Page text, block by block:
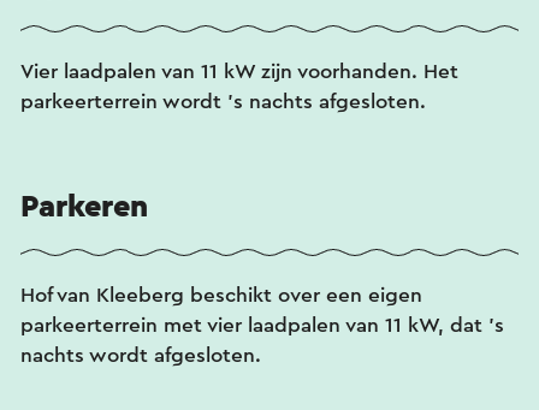
Vier laadpalen van 11 kW zijn voorhanden. Het
parkeerterrein wordt ’s nachts afgesloten.
Parkeren
Hof van Kleeberg beschikt over een eigen
parkeerterrein met vier laadpalen van 11 kW, dat ’s
nachts wordt afgesloten.